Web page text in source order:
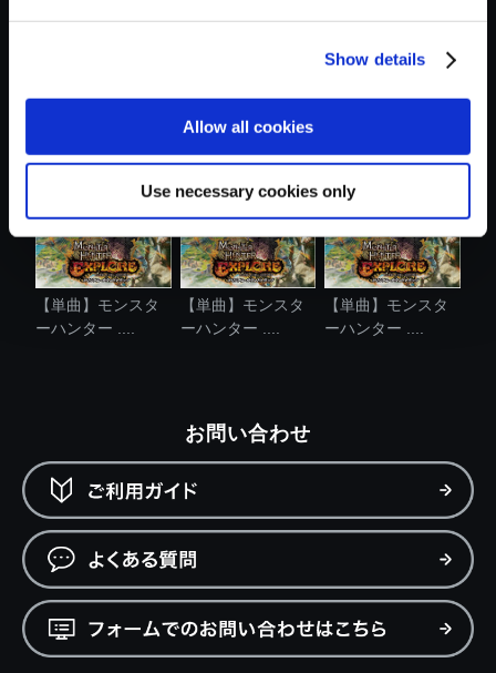
Show details
Allow all cookies
Use necessary cookies only
【単曲】モンスタ
ーハンター ....
【単曲】モンスタ
ーハンター ....
【単曲】モンスタ
ーハンター ....
お問い合わせ